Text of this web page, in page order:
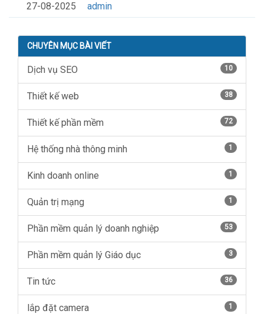
27-08-2025
admin
CHUYÊN MỤC BÀI VIẾT
Dịch vụ SEO 10
Thiết kế web 38
Thiết kế phần mềm 72
Hệ thống nhà thông minh 1
Kinh doanh online 1
Quản trị mạng 1
Phần mềm quản lý doanh nghiệp 53
Phần mềm quản lý Giáo dục 3
Tin tức 36
lắp đặt camera 1